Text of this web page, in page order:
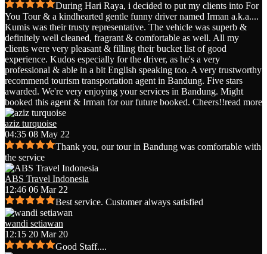
During Hari Raya, i decided to put my clients into For
You Tour & a kindhearted gentle funny driver named Irman a.k.a....
Kumis was their trusty representative. The vehicle was superb &
definitely well cleaned, fragrant & comfortable as well. All my
clients were very pleasant & filling their bucket list of good
experience. Kudos especially for the driver, as he's a very
professional & able in a bit English speaking too. A very trustworthy
recommend tourism transportation agent in Bandung. Five stars
awarded. We're very enjoying your services in Bandung. Might
booked this agent & Irman for our future booked. Cheers!!read more
aziz turquoise
04:35 08 May 22
Thank you, our tour in Bandung was comfortable with
the service
ABS Travel Indonesia
12:46 06 Mar 22
Best service. Customer always satisfied
wandi setiawan
12:15 20 Mar 20
Good Staff....